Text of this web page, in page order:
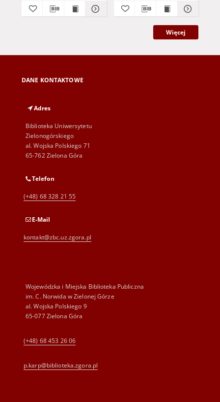
Więcej
DANE KONTAKTOWE
Adres
Biblioteka Uniwersytetu
Zielonogórskiego
al. Wojska Polskiego 71
65-762 Zielona Góra
Telefon
(+48) 68 328 21 55
E-Mail
kontakt@zbc.uz.zgora.pl
Wojewódzka i Miejska Biblioteka Publiczna
im. C. Norwida w Zielonej Górze
al. Wojska Polskiego 9
65-077 Zielona Góra
(+48) 68 453 26 06
p.karp@biblioteka.zgora.pl